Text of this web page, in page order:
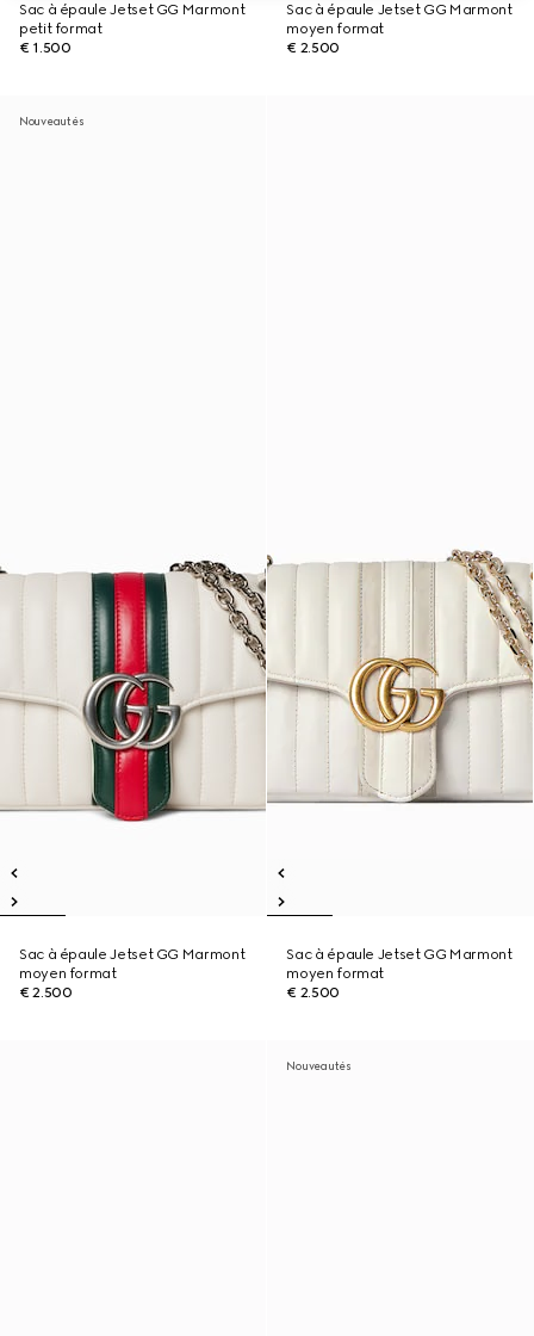
Sac à épaule Jetset GG Marmont
petit format
€ 1.500
Sac à épaule Jetset GG Marmont
moyen format
€ 2.500
Nouveautés
Sac à épaule Jetset GG Marmont
moyen format
€ 2.500
Sac à épaule Jetset GG Marmont
moyen format
€ 2.500
Nouveautés